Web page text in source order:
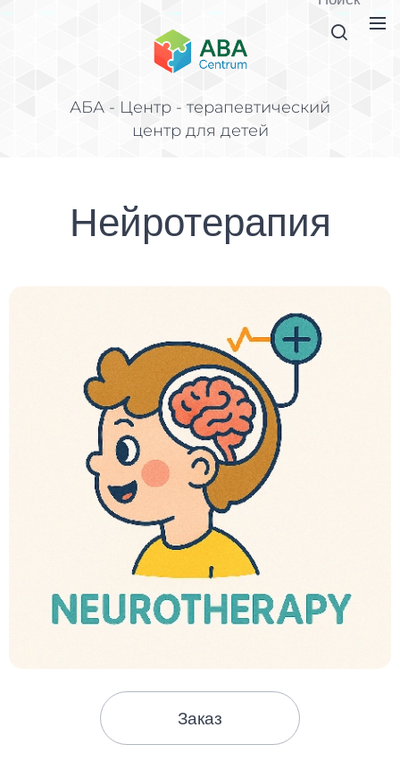
АБА - Центр - терапевтический
центр для детей
Нейротерапия
Заказ